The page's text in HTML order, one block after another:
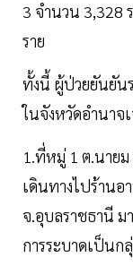
3 จำนวน 3,328
ราย
ทั้งนี้ ผู้ป่วยยันยัน
ในจังหวัดอำนาจ
1.ที่หมู่ 1 ต.นายม
เดินทางไปร้านอ
จ.อุบลราชธานี ม
การระบาดเป็นก